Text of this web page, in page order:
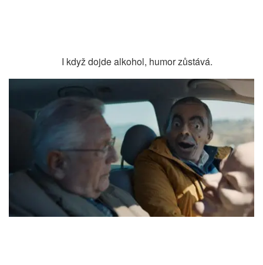
I když dojde alkohol, humor zůstává.